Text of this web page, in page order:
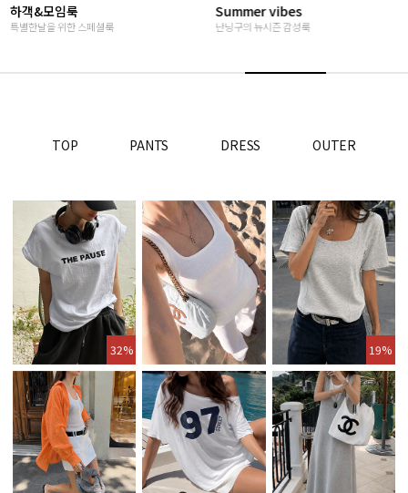
Summer vibes
난닝구의 뉴시즌 감성룩
베스트재진행
고객님들이 인정해주신 Steady seller
TOP PANTS DRESS OUTER
32% 19%